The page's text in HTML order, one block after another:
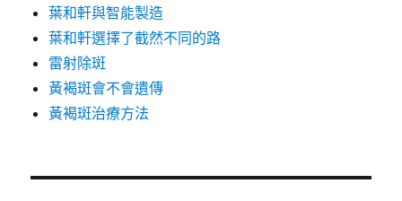
葉和軒與智能製造
葉和軒選擇了截然不同的路
雷射除斑
黃褐斑會不會遺傳
黃褐斑治療方法